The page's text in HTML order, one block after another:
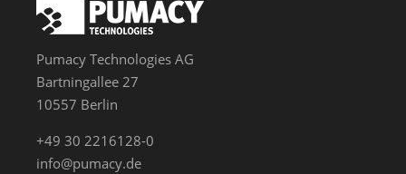
Pumacy Technologies AG
Bartningallee 27
10557 Berlin
+49 30 2216128-0
info@pumacy.de